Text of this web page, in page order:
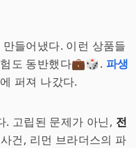
들어냈다. 이런 상품들
도 동반했다💼🎲. 파생
퍼져 나갔다.
. 고립된 문제가 아닌, 전
건, 리먼 브라더스의 파